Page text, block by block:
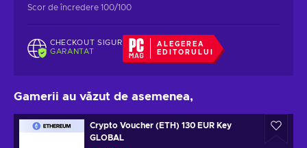
Scor de încredere 100/100
CHECKOUT SIGUR
GARANTAT
ALEGEREA
EDITORULUI
Gamerii au văzut de asemenea,
Crypto Voucher (ETH) 130 EUR Key
GLOBAL